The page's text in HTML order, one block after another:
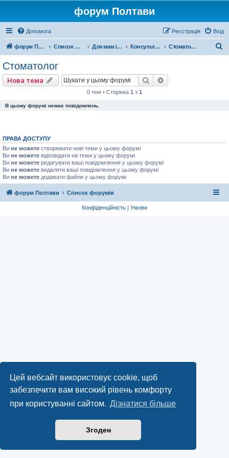
Цей вебсайт використовує cookie, щоб
забезпечити вам високий рівень комфорту
при користуванні сайтом. Дізнатися більше
Згоден
форум Полтави
Допомога Вхід
Реєстрація
форум Полтави Список форумів Для мам і татусів Консультації фахівців Стоматолог
Стоматолог
Нова тема Пошук
0 тем • Сторінка 1 з 1
В цьому форумі немає повідомлень.
ПРАВА ДОСТУПУ
Ви не можете створювати нові теми у цьому форумі
Ви не можете відповідати на теми у цьому форумі
Ви не можете редагувати ваші повідомлення у цьому форумі
Ви не можете видаляти ваші повідомлення у цьому форумі
Ви не можете додавати файли у цьому форумі
форум Полтави Список форумів
Конфіденційність | Умови